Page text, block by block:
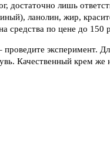
достаточно лишь
ланолин, жир,
по цене до 150
эксперимент.
Качественный крем